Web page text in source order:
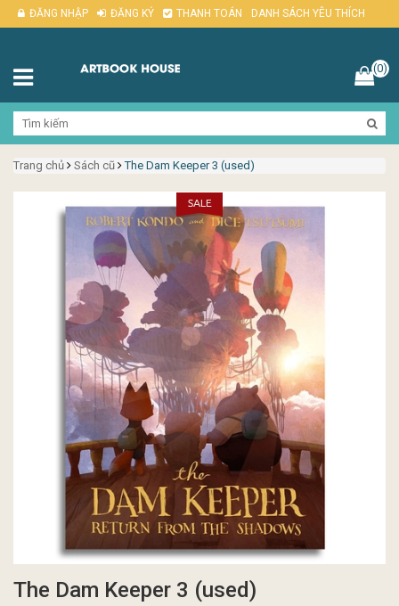
ĐĂNG NHẬP ĐĂNG KÝ THANH TOÁN DANH SÁCH YÊU THÍCH
(0)
Trang chủ Sách cũ The Dam Keeper 3 (used)
The Dam Keeper 3 (used)